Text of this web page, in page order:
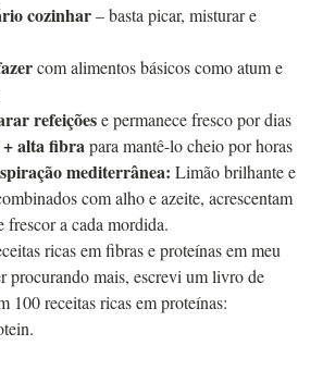
cozinhar– basta picar, misturar e
com alimentos básicos como atum e
refeiçõese permanece fresco por dias
alta fibrapara mantê-lo cheio por horas
mediterrânea: Limão brilhante e
com alho e azeite, acrescentam
frescor a cada mordida.
ricas em fibras e proteínas em meu
procurando mais, escrevi um livro de
100 receitas ricas em proteínas: